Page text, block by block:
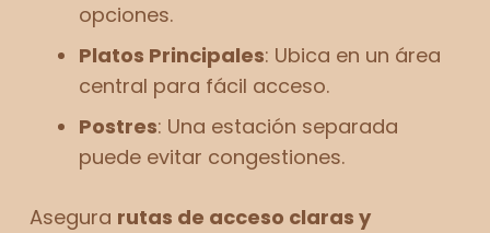
opciones.
Platos Principales: Ubica en un área
central para fácil acceso.
Postres: Una estación separada
puede evitar congestiones.
Asegura rutas de acceso claras y